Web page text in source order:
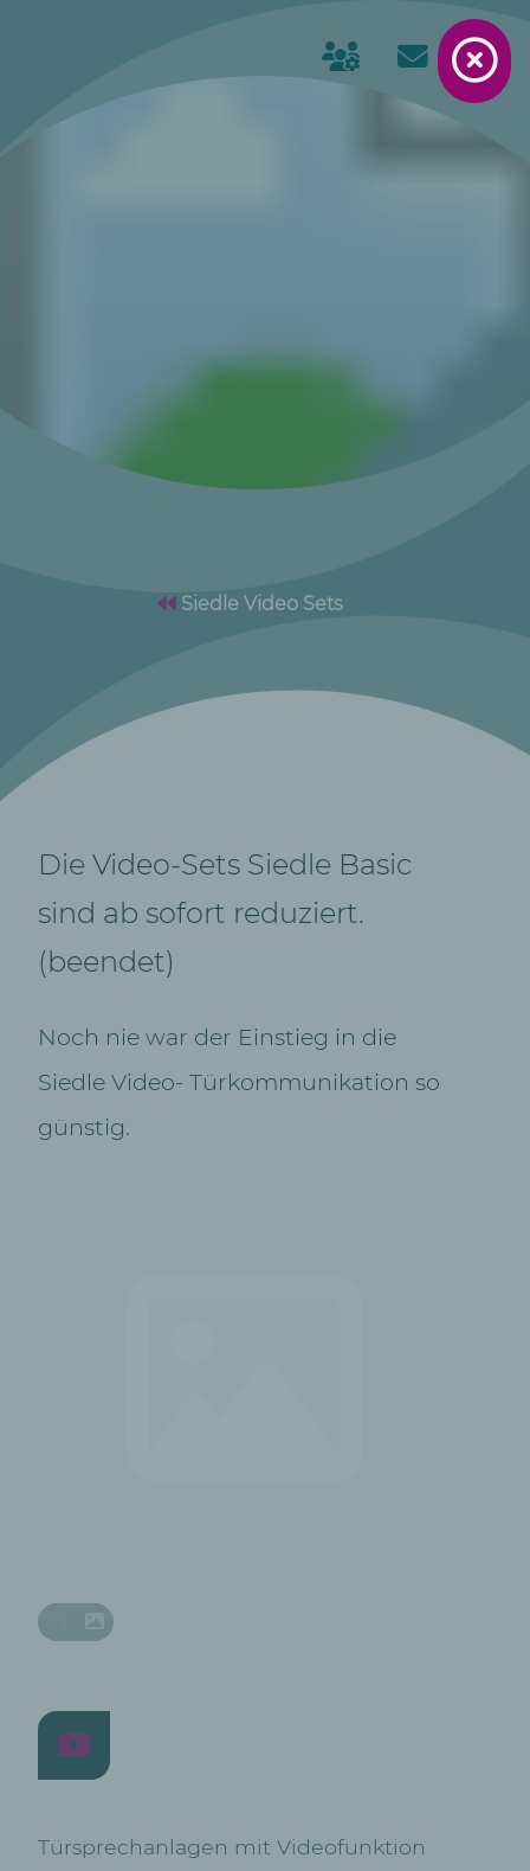
Siedle Video Sets
Die Video-Sets Siedle Basic
sind ab sofort reduziert.
(beendet)
Noch nie war der Einstieg in die
Siedle Video- Türkommunikation so
günstig.
Türsprechanlagen mit Videofunktion